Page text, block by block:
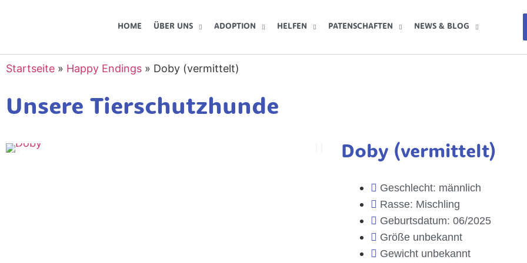
HOME ÜBER UNS ADOPTION HELFEN PATENSCHAFTEN NEWS & BLOG
Startseite » Happy Endings » Doby (vermittelt)
Unsere Tierschutzhunde
Doby (vermittelt)
Geschlecht: männlich
Rasse: Mischling
Geburtsdatum: 06/2025
Größe unbekannt
Gewicht unbekannt